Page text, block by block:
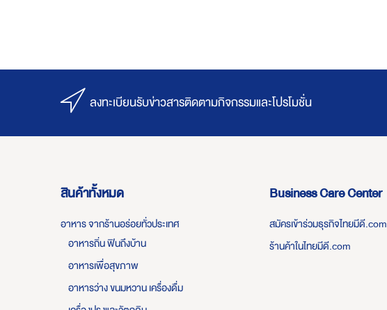
ลงทะเบียนรับข่าวสารติดตามกิจกรรมและโปรโมชั่น
สินค้าทั้งหมด
อาหาร จากร้านอร่อยทั่วประเทศ
อาหารถิ่น ฟินถึงบ้าน
อาหารเพื่อสุขภาพ
อาหารว่าง ขนมหวาน เครื่องดื่ม
Business Care Center
สมัครเข้าร่วมธุรกิจไทยมีดี.com
ร้านค้าในไทยมีดี.com